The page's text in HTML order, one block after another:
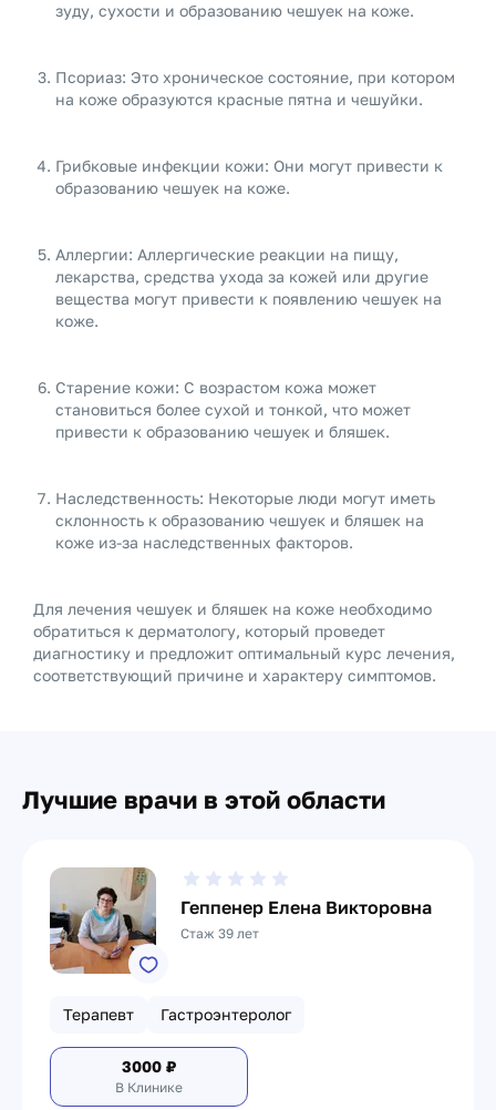
зуду, сухости и образованию чешуек на коже.
Псориаз: Это хроническое состояние, при котором
на коже образуются красные пятна и чешуйки.
Грибковые инфекции кожи: Они могут привести к
образованию чешуек на коже.
Аллергии: Аллергические реакции на пищу,
лекарства, средства ухода за кожей или другие
вещества могут привести к появлению чешуек на
коже.
Старение кожи: С возрастом кожа может
становиться более сухой и тонкой, что может
привести к образованию чешуек и бляшек.
Наследственность: Некоторые люди могут иметь
склонность к образованию чешуек и бляшек на
коже из-за наследственных факторов.
Для лечения чешуек и бляшек на коже необходимо
обратиться к дерматологу, который проведет
диагностику и предложит оптимальный курс лечения,
соответствующий причине и характеру симптомов.
Лучшие врачи в этой области
Геппенер Елена Викторовна
Стаж 39 лет
Терапевт Гастроэнтеролог
3000 ₽
В Клинике